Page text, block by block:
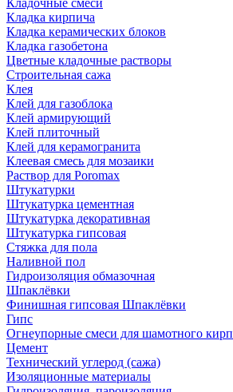
Кладочные смеси
Кладка кирпича
Кладка керамических блоков
Кладка газобетона
Цветные кладочные растворы
Строительная сажа
Клея
Клей для газоблока
Клей армирующий
Клей плиточный
Клей для керамогранита
Клеевая смесь для мозаики
Раствор для Poromax
Штукатурки
Штукатурка цементная
Штукатурка декоративная
Штукатурка гипсовая
Стяжка для пола
Наливной пол
Гидроизоляция обмазочная
Шпаклёвки
Финишная гипсовая Шпаклёвки
Гипс
Огнеупорные смеси для шамотного
Цемент
Технический углерод (сажа)
Изоляционные материалы